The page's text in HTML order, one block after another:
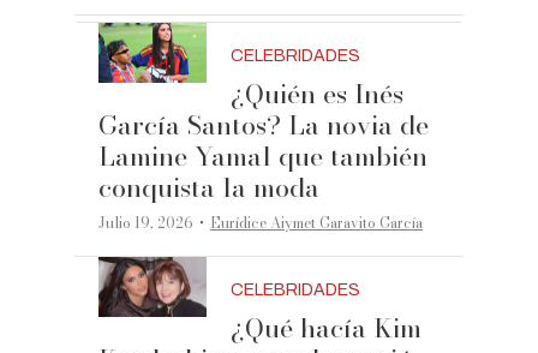
CELEBRIDADES
¿Quién es Inés
García Santos? La novia de
Lamine Yamal que también
conquista la moda
Julio 19, 2026 ·Eurídice Aiymet Garavito García
CELEBRIDADES
¿Qué hacía Kim